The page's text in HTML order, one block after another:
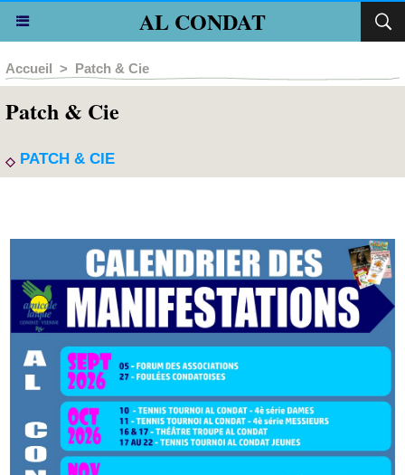
AL CONDAT
Accueil > Patch & Cie
Patch & Cie
PATCH & CIE